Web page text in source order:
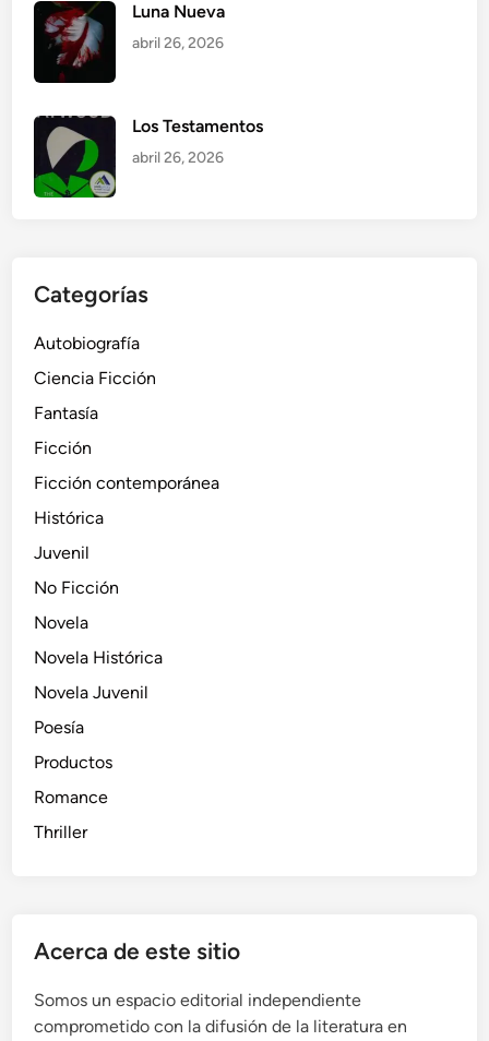
Luna Nueva
abril 26, 2026
Los Testamentos
abril 26, 2026
Categorías
Autobiografía
Ciencia Ficción
Fantasía
Ficción
Ficción contemporánea
Histórica
Juvenil
No Ficción
Novela
Novela Histórica
Novela Juvenil
Poesía
Productos
Romance
Thriller
Acerca de este sitio
Somos un espacio editorial independiente
comprometido con la difusión de la literatura en